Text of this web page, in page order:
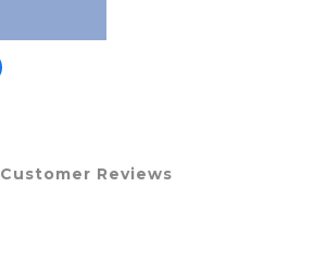
Customer Reviews